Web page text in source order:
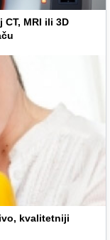
MRI ili 3D
kvalitetniji